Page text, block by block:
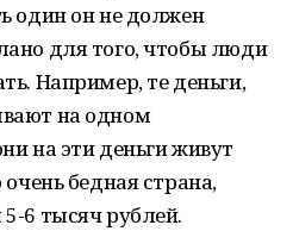
один он не должен
для того, чтобы люди
Например, те деньги,
на одном
на эти деньги живут
бедная страна,
6 тысяч рублей.